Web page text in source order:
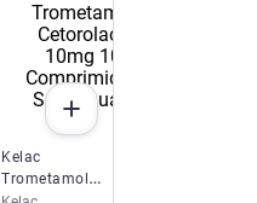
Kelac
Trometamol